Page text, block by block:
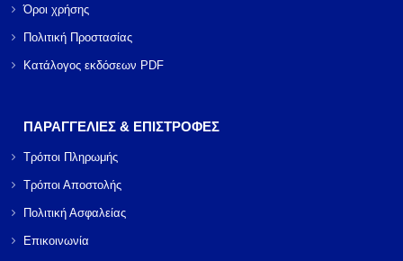
Όροι χρήσης
Πολιτική Προστασίας
Κατάλογος εκδόσεων PDF
ΠΑΡΑΓΓΕΛΙΕΣ & ΕΠΙΣΤΡΟΦΕΣ
Τρόποι Πληρωμής
Τρόποι Αποστολής
Πολιτική Ασφαλείας
Επικοινωνία